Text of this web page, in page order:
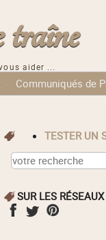
aider ...
Communiqués de
TESTER UN
SUR LES